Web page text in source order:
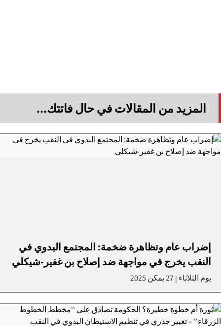
المزيد من المقالات في حال فاتتك...
إضراب عام وتظاهرة ضخمة: المجتمع البدوي في
النقب يخرج في مواجهة ضد إصلاح بن غفير-شيكلي
يوم الثلاثاء |27 يمكن 2025